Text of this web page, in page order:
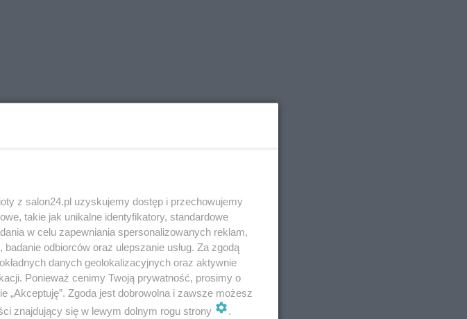
im się wziąć kredyt
2,1 mln zł. Raty kredytu
Gdy frank szwajcarski
w Warszawie uznał,
sądu bank musi oddać
z salon24.pl uzyskujemy dostęp i przechowujemy
takie jak unikalne identyfikatory, standardowe
w celu zapewniania spersonalizowanych reklam,
odbiorców oraz ulepszanie usług. Za zgodą
danych geolokalizacyjnych oraz aktywnie
Ponieważ cenimy Twoją prywatność, prosimy o
„Akceptuję”. Zgoda jest dobrowolna i zawsze możesz
znajdujący się w lewym dolnym rogu strony
.